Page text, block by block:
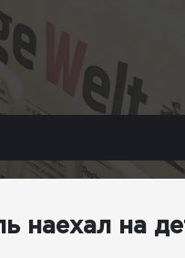
наехал на